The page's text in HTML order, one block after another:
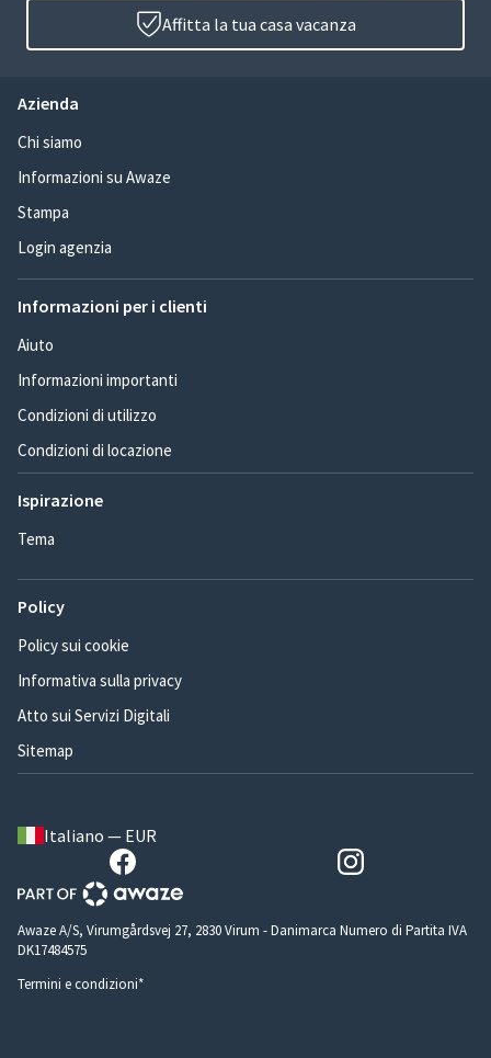
Affitta la tua casa vacanza
Azienda
Chi siamo
Informazioni su Awaze
Stampa
Login agenzia
Informazioni per i clienti
Aiuto
Informazioni importanti
Condizioni di utilizzo
Condizioni di locazione
Ispirazione
Tema
Policy
Policy sui cookie
Informativa sulla privacy
Atto sui Servizi Digitali
Sitemap
Italiano — EUR
Awaze A/S, Virumgårdsvej 27, 2830 Virum - Danimarca Numero di Partita IVA
DK17484575
Termini e condizioni*